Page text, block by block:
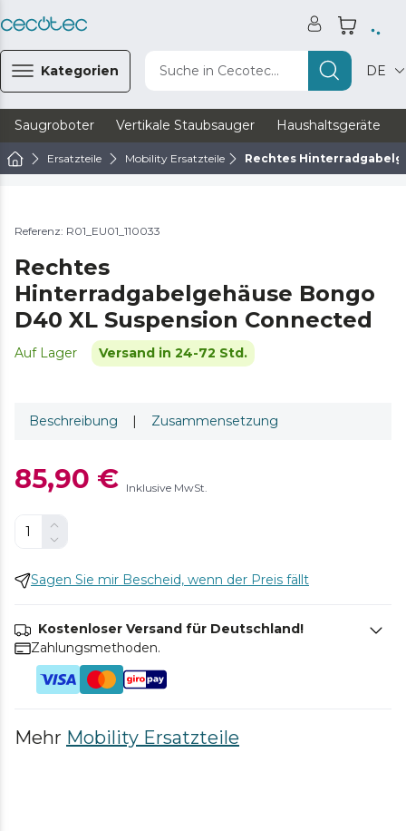
Kategorien Suche in Cecotec... DE
Saugroboter Vertikale Staubsauger Haushaltsgeräte
Ersatzteile Mobility Ersatzteile Rechtes
Referenz: R01_EU01_110033
Rechtes
Hinterradgabelgehäuse Bongo
D40 XL Suspension Connected
Auf Lager Versand in 24-72 Std.
Beschreibung | Zusammensetzung
85,90 € Inklusive MwSt.
Sagen Sie mir Bescheid, wenn der Preis fällt
Kostenloser Versand für Deutschland!
Zahlungsmethoden.
Mehr Mobility Ersatzteile